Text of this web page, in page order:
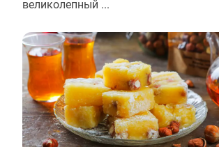
великолепный ...